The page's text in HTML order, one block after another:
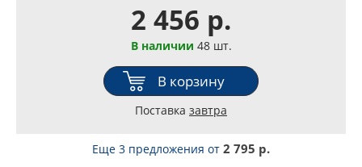
2 456 р.
В наличии 48 шт.
В корзину
Поставка завтра
Еще 3 предложения от 2 795 р.